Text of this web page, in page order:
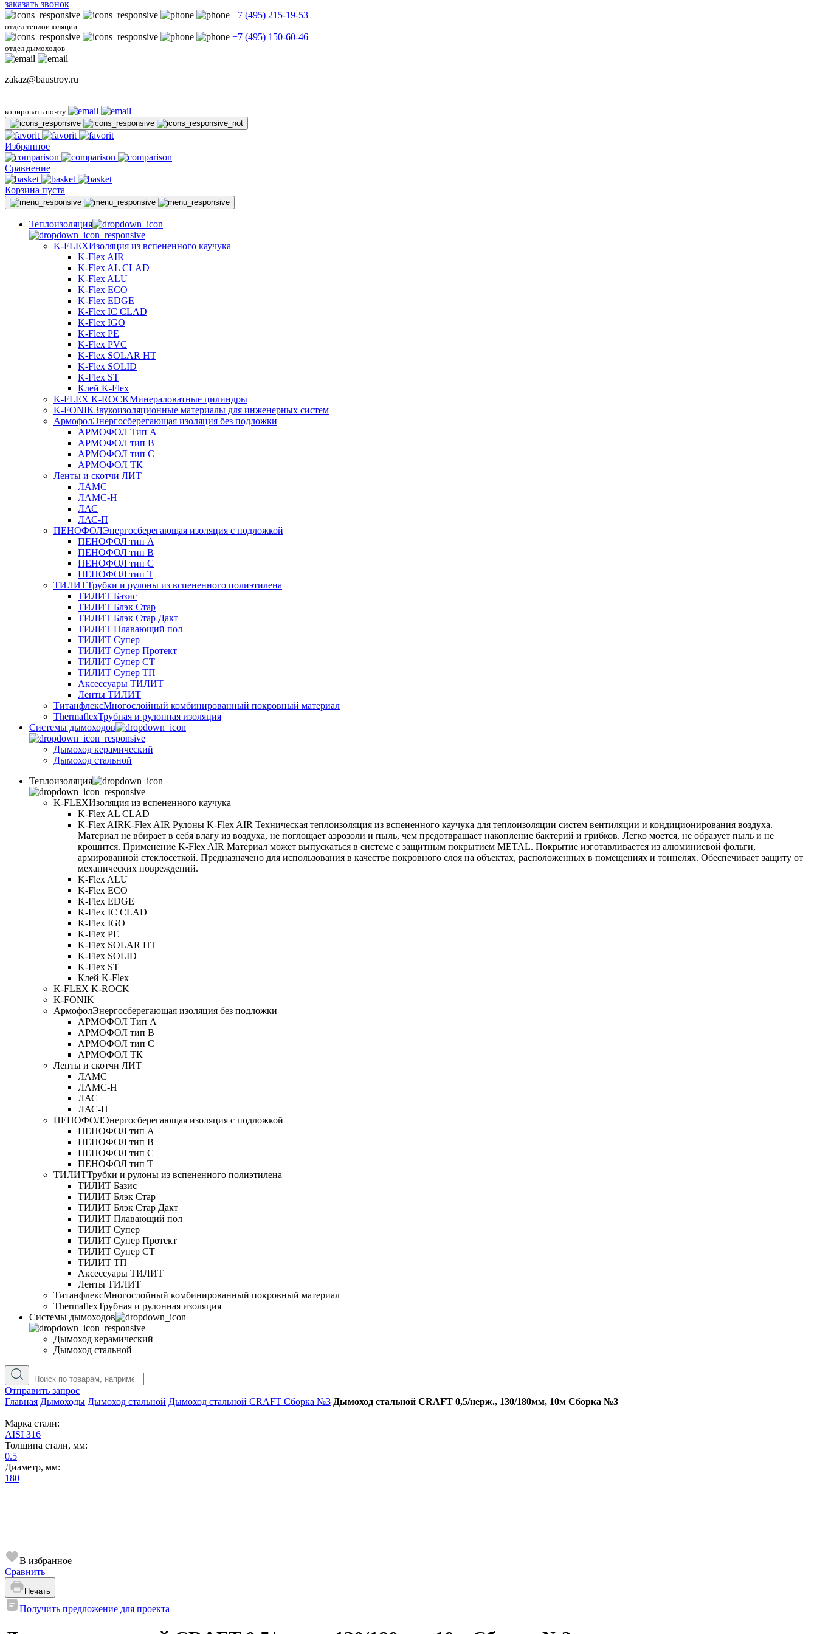
заказать звонок
+7 (495) 215-19-53
отдел теплоизоляции
+7 (495) 150-60-46
отдел дымоходов
zakaz@baustroy.ru
копировать почту
Избранное
Сравнение
Корзина пуста
Теплоизоляция
K-FLEXИзоляция из вспененного каучука
K-Flex AIR
K-Flex AL CLAD
K-Flex ALU
K-Flex ECO
K-Flex EDGE
K-Flex IC CLAD
K-Flex IGO
K-Flex PE
K-Flex PVC
K-Flex SOLAR HT
K-Flex SOLID
K-Flex ST
Клей K-Flex
K-FLEX K-ROCKМинераловатные цилиндры
K-FONIKЗвукоизоляционные материалы для инженерных систем
АрмофолЭнергосберегающая изоляция без подложки
АРМОФОЛ Тип А
АРМОФОЛ тип В
АРМОФОЛ тип C
АРМОФОЛ ТК
Ленты и скотчи ЛИТ
ЛАМС
ЛАМС-Н
ЛАС
ЛАС-П
ПЕНОФОЛЭнергосберегающая изоляция с подложкой
ПЕНОФОЛ тип А
ПЕНОФОЛ тип B
ПЕНОФОЛ тип C
ПЕНОФОЛ тип T
ТИЛИТТрубки и рулоны из вспененного полиэтилена
ТИЛИТ Базис
ТИЛИТ Блэк Стар
ТИЛИТ Блэк Стар Дакт
ТИЛИТ Плавающий пол
ТИЛИТ Супер
ТИЛИТ Супер Протект
ТИЛИТ Супер СТ
ТИЛИТ Супер ТП
Аксессуары ТИЛИТ
Ленты ТИЛИТ
ТитанфлексМногослойный комбинированный покровный материал
ThermaflexТрубная и рулонная изоляция
Cистемы дымоходов
Дымоход керамический
Дымоход стальной
Теплоизоляция
K-FLEXИзоляция из вспененного каучука
K-Flex AL CLAD
K-Flex AIRK-Flex AIR Рулоны K-Flex AIR Техническая теплоизоляция из вспененного каучука для теплоизоляции систем вентиляции и кондиционирования воздуха.
Материал не вбирает в себя влагу из воздуха, не поглощает аэрозоли и пыль, чем предотвращает накопление бактерий и грибков. Легко моется, не образует пыль и не
крошится. Применение K-Flex AIR Материал может выпускаться в системе c защитным покрытием METAL. Покрытие изготавливается из алюминиевой фольги,
армированной стеклосеткой. Предназначено для использования в качестве покровного слоя на объектах, расположенных в помещениях и тоннелях. Обеспечивает защиту от
механических повреждений.
K-Flex ALU
K-Flex ECO
K-Flex EDGE
K-Flex IC CLAD
K-Flex IGO
K-Flex PE
K-Flex SOLAR HT
K-Flex SOLID
K-Flex ST
Клей K-Flex
K-FLEX K-ROCK
K-FONIK
АрмофолЭнергосберегающая изоляция без подложки
АРМОФОЛ Тип А
АРМОФОЛ тип В
АРМОФОЛ тип C
АРМОФОЛ ТК
Ленты и скотчи ЛИТ
ЛАМС
ЛАМС-Н
ЛАС
ЛАС-П
ПЕНОФОЛЭнергосберегающая изоляция с подложкой
ПЕНОФОЛ тип А
ПЕНОФОЛ тип B
ПЕНОФОЛ тип C
ПЕНОФОЛ тип T
ТИЛИТТрубки и рулоны из вспененного полиэтилена
ТИЛИТ Базис
ТИЛИТ Блэк Стар
ТИЛИТ Блэк Стар Дакт
ТИЛИТ Плавающий пол
ТИЛИТ Супер
ТИЛИТ Супер Протект
ТИЛИТ Супер СТ
ТИЛИТ ТП
Аксессуары ТИЛИТ
Ленты ТИЛИТ
ТитанфлексМногослойный комбинированный покровный материал
ThermaflexТрубная и рулонная изоляция
Cистемы дымоходов
Дымоход керамический
Дымоход стальной
Отправить запрос
Главная Дымоходы Дымоход стальной Дымоход стальной CRAFT Сборка №3 Дымоход стальной CRAFT 0,5/нерж., 130/180мм, 10м Сборка №3
Марка стали:
AISI 316
Толщина стали, мм:
0.5
Диаметр, мм:
180
В избранное
Сравнить
Печать
Получить предложение для проекта